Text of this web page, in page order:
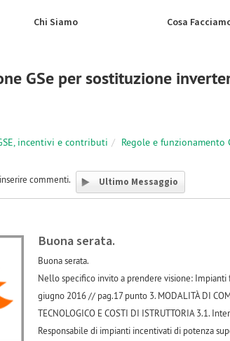
Chi Siamo Cosa
GSe per sostituzione
incentivi e contributi Regole e funzionamento
commenti. Ultimo Messaggio
Buona serata.
Buona serata.
Nello specifico invito a prendere visione:
giugno 2016 // pag.17 punto 3. MODALITÀ DI
TECNOLOGICO E COSTI DI ISTRUTTORIA 3.1.
Responsabile di impianti incentivati di potenza